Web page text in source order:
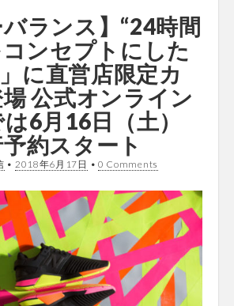
バランス】“24時間
ンセプトにした
に直営店限定カ
公式オンライン
6月16日（土）
約スタート
• 2018年6月17日 • 0 Comments